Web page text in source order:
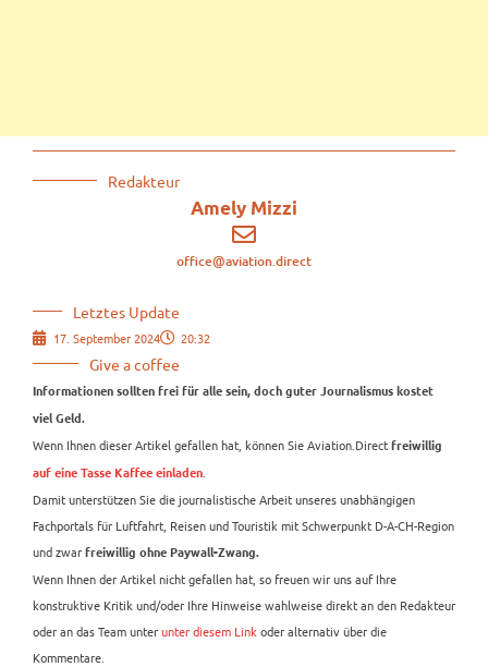
Redakteur
Amely Mizzi
office@aviation.direct
Letztes Update
17. September 2024 20:32
Give a coffee
Informationen sollten frei für alle sein, doch guter Journalismus kostet
viel Geld.
Wenn Ihnen dieser Artikel gefallen hat, können Sie Aviation.Direct freiwillig
auf eine Tasse Kaffee einladen
Damit unterstützen Sie die journalistische Arbeit unseres unabhängigen
Fachportals für Luftfahrt, Reisen und Touristik mit Schwerpunkt D-A-CH-Region
und zwar freiwillig ohne Paywall-Zwang.
Wenn Ihnen der Artikel nicht gefallen hat, so freuen wir uns auf Ihre
konstruktive Kritik und/oder Ihre Hinweise wahlweise direkt an den Redakteur
oder an das Team unterunter diesem Link oder alternativ über die
Kommentare.